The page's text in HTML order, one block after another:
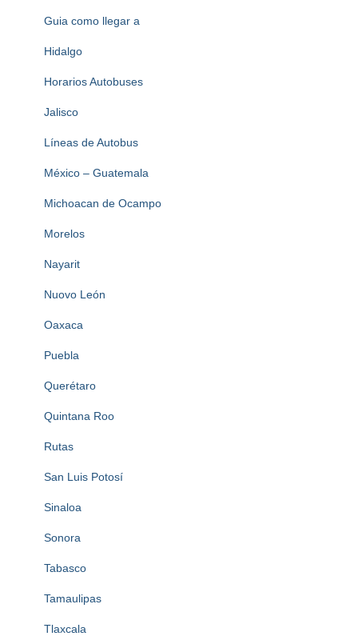
Guia como llegar a
Hidalgo
Horarios Autobuses
Jalisco
Líneas de Autobus
México – Guatemala
Michoacan de Ocampo
Morelos
Nayarit
Nuovo León
Oaxaca
Puebla
Querétaro
Quintana Roo
Rutas
San Luis Potosí
Sinaloa
Sonora
Tabasco
Tamaulipas
Tlaxcala